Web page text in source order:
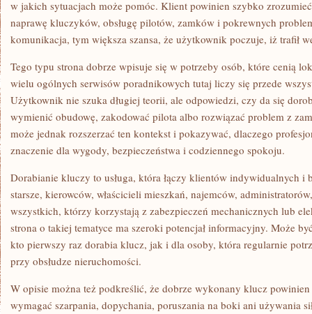
w jakich sytuacjach może pomóc. Klient powinien szybko
naprawę kluczyków, obsługę pilotów, zamków i pokrewnych
komunikacja, tym większa szansa, że użytkownik poczuje, iż trafił
Tego typu strona dobrze wpisuje się w potrzeby osób, które cenią
wielu ogólnych serwisów poradnikowych tutaj liczy się przede
Użytkownik nie szuka długiej teorii, ale odpowiedzi, czy da się
wymienić obudowę, zakodować pilota albo rozwiązać problem z
może jednak rozszerzać ten kontekst i pokazywać, dlaczego
znaczenie dla wygody, bezpieczeństwa i codziennego spokoju.
Dorabianie kluczy to usługa, która łączy klientów indywidualnych i
starsze, kierowców, właścicieli mieszkań, najemców,
wszystkich, którzy korzystają z zabezpieczeń mechanicznych lub
strona o takiej tematyce ma szeroki potencjał informacyjny. Może
kto pierwszy raz dorabia klucz, jak i dla osoby, która regularnie
przy obsłudze nieruchomości.
W opisie można też podkreślić, że dobrze wykonany klucz
wymagać szarpania, dopychania, poruszania na boki ani używania